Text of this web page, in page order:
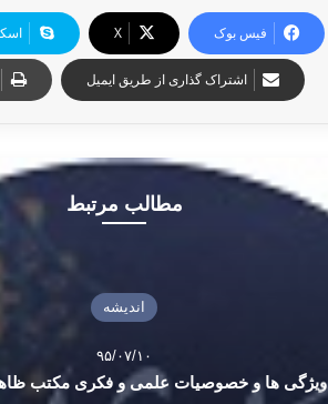
فیس بوک X
اشتراک گذاری از طریق ایمیل
مطالب مرتبط
اندیشه
۹۵/۰۷/۱۰
ویژگی ها و خصوصیات علمی و فکری مکتب